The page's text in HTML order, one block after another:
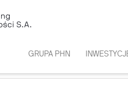
GRUPA PHN